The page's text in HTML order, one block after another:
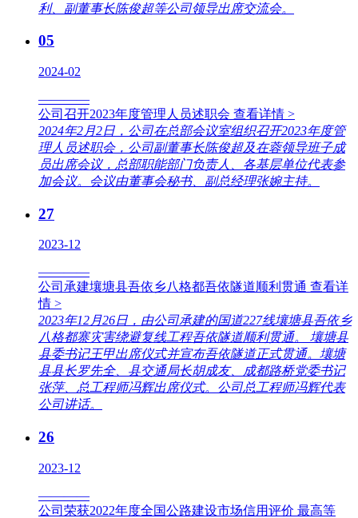
利、副董事长陈俊超等公司领导出席交流会。
05
2024-02
————
公司召开2023年度管理人员述职会 查看详情 >
2024年2月2日，公司在总部会议室组织召开2023年度管
理人员述职会，公司副董事长陈俊超及在蓉领导班子成
员出席会议，总部职能部门负责人、各基层单位代表参
加会议。会议由董事会秘书、副总经理张婉主持。
27
2023-12
————
公司承建壤塘县吾依乡八格都吾依隧道顺利贯通 查看详
情 >
2023年12月26日，由公司承建的国道227线壤塘县吾依乡
八格都寨灾害绕避复线工程吾依隧道顺利贯通。 壤塘县
县委书记王甲出席仪式并宣布吾依隧道正式贯通。壤塘
县县长罗先全、县交通局长胡成友、成都路桥党委书记
张萍、总工程师冯辉出席仪式。公司总工程师冯辉代表
公司讲话。
26
2023-12
————
公司荣获2022年度全国公路建设市场信用评价 最高等